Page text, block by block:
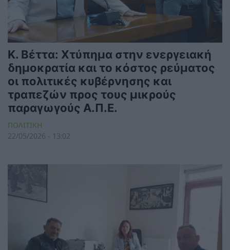
Κ. Βέττα: Χτύπημα στην ενεργειακή
δημοκρατία και το κόστος ρεύματος
οι πολιτικές κυβέρνησης και
τραπεζών προς τους μικρούς
παραγωγούς Α.Π.Ε.
ΠΟΛΙΤΙΚΗ
22/05/2026 - 13:02